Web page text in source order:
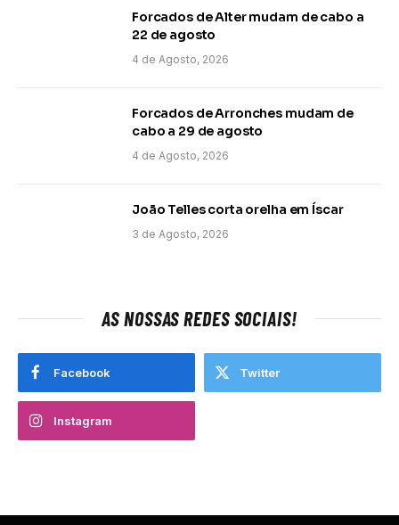
Forcados de Alter mudam de cabo a
22 de agosto
4 de Agosto, 2026
Forcados de Arronches mudam de
cabo a 29 de agosto
4 de Agosto, 2026
João Telles corta orelha em Íscar
3 de Agosto, 2026
AS NOSSAS REDES SOCIAIS!
Facebook Twitter
Instagram